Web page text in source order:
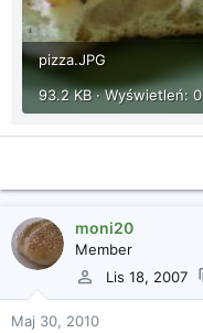
pizza.JPG
93.2 KB · Wyświetleń: 0
moni20
Member
Lis 18, 2007
Maj 30, 2010